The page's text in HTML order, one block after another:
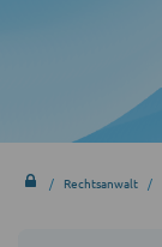
Rechtsanwalt